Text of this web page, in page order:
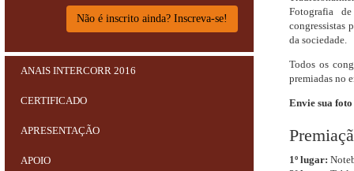
Não é inscrito ainda? Inscreva-se!
ANAIS INTERCORR 2016
CERTIFICADO
APRESENTAÇÃO
APOIO
Fotografia
congressistas
da sociedade.
Todos os
premiadas no
Envie sua
1º lugar: